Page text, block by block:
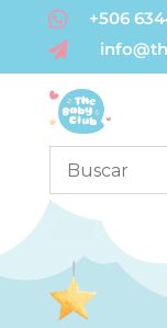
 +506
